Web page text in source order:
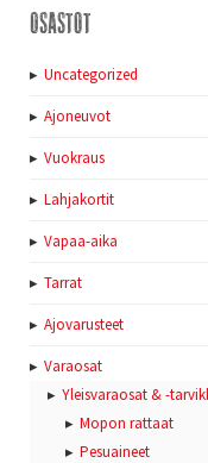
Osastot
Uncategorized
Ajoneuvot
Vuokraus
Lahjakortit
Vapaa-aika
Tarrat
Ajovarusteet
Varaosat
Yleisvaraosat & -
Mopon rattaat
Pesuaineet